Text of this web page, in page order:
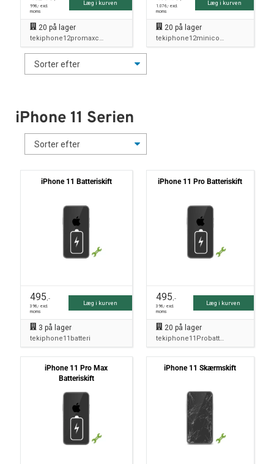
996,- excl.
moms
Læg i kurven
20 på lager
tekiphone12promaxcombo
1.076,- excl.
moms
Læg i kurven
20 på lager
tekiphone12minicombo
iPhone 11 Serien
iPhone 11 Batteriskift
495,-
396,- excl.
moms
Læg i kurven
3 på lager
tekiphone11batteri
iPhone 11 Pro Batteriskift
495,-
396,- excl.
moms
Læg i kurven
20 på lager
tekiphone11Probatteri
iPhone 11 Pro Max
Batteriskift
iPhone 11 Skærmskift